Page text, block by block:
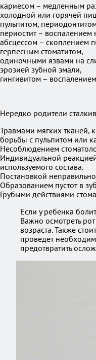
кариесом – медленным
холодной или горячей
пульпитом,
периостит – воспалением
абсцессом – скоплением
герпесным стоматитом,
одиночными язвами на
эрозией зубной эмали,
гингивитом –
Нередко родители
Травмами мягких тканей,
борьбы с пульпитом или
Несоблюдением
Индивидуальной
используемого состава.
Постановкой
Образованием пустот в
Грубыми действиями
Если у ребенка
Важно осмотреть
возраста. Также
проведет
предотвратить